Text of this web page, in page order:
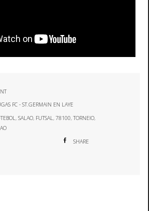
FC - ST.GERMAIN EN LAYE
,SALAO, FUTSAL,78100,TORNEIO,
SHARE